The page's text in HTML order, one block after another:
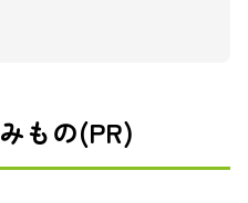
もの(PR)